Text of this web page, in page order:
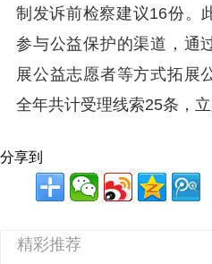
制发诉前检察建议16份。
参与公益保护的渠道，通
展公益志愿者等方式拓展
全年共计受理线索25条，立
分享到
精彩推荐